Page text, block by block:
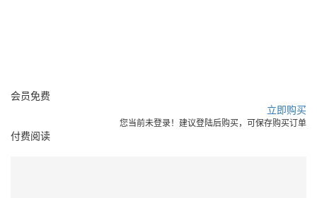
会员免费
立即购买
您当前未登录！建议登陆后购买，可保存购买订单
付费阅读